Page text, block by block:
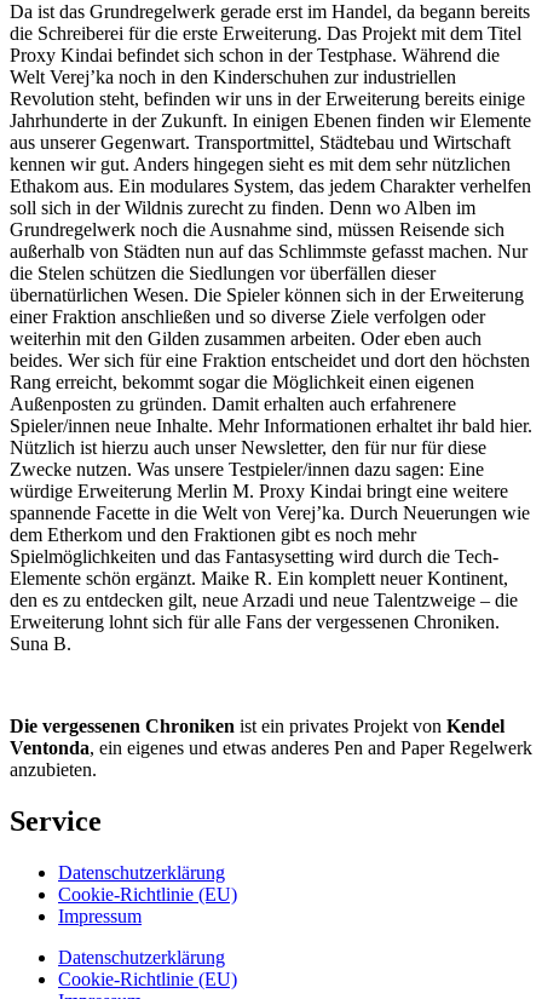
Da ist das Grundregelwerk gerade erst im Handel, da begann bereits
die Schreiberei für die erste Erweiterung. Das Projekt mit dem Titel
Proxy Kindai befindet sich schon in der Testphase. Während die
Welt Verej’ka noch in den Kinderschuhen zur industriellen
Revolution steht, befinden wir uns in der Erweiterung bereits einige
Jahrhunderte in der Zukunft. In einigen Ebenen finden wir Elemente
aus unserer Gegenwart. Transportmittel, Städtebau und Wirtschaft
kennen wir gut. Anders hingegen sieht es mit dem sehr nützlichen
Ethakom aus. Ein modulares System, das jedem Charakter verhelfen
soll sich in der Wildnis zurecht zu finden. Denn wo Alben im
Grundregelwerk noch die Ausnahme sind, müssen Reisende sich
außerhalb von Städten nun auf das Schlimmste gefasst machen. Nur
die Stelen schützen die Siedlungen vor überfällen dieser
übernatürlichen Wesen. Die Spieler können sich in der Erweiterung
einer Fraktion anschließen und so diverse Ziele verfolgen oder
weiterhin mit den Gilden zusammen arbeiten. Oder eben auch
beides. Wer sich für eine Fraktion entscheidet und dort den höchsten
Rang erreicht, bekommt sogar die Möglichkeit einen eigenen
Außenposten zu gründen. Damit erhalten auch erfahrenere
Spieler/innen neue Inhalte. Mehr Informationen erhaltet ihr bald hier.
Nützlich ist hierzu auch unser Newsletter, den für nur für diese
Zwecke nutzen. Was unsere Testpieler/innen dazu sagen: Eine
würdige Erweiterung Merlin M. Proxy Kindai bringt eine weitere
spannende Facette in die Welt von Verej’ka. Durch Neuerungen wie
dem Etherkom und den Fraktionen gibt es noch mehr
Spielmöglichkeiten und das Fantasysetting wird durch die Tech-
Elemente schön ergänzt. Maike R. Ein komplett neuer Kontinent,
den es zu entdecken gilt, neue Arzadi und neue Talentzweige – die
Erweiterung lohnt sich für alle Fans der vergessenen Chroniken.
Suna B.
Die vergessenen Chroniken ist ein privates Projekt von Kendel
Ventonda, ein eigenes und etwas anderes Pen and Paper Regelwerk
anzubieten.
Service
Datenschutzerklärung
Cookie-Richtlinie (EU)
Impressum
Datenschutzerklärung
Cookie-Richtlinie (EU)